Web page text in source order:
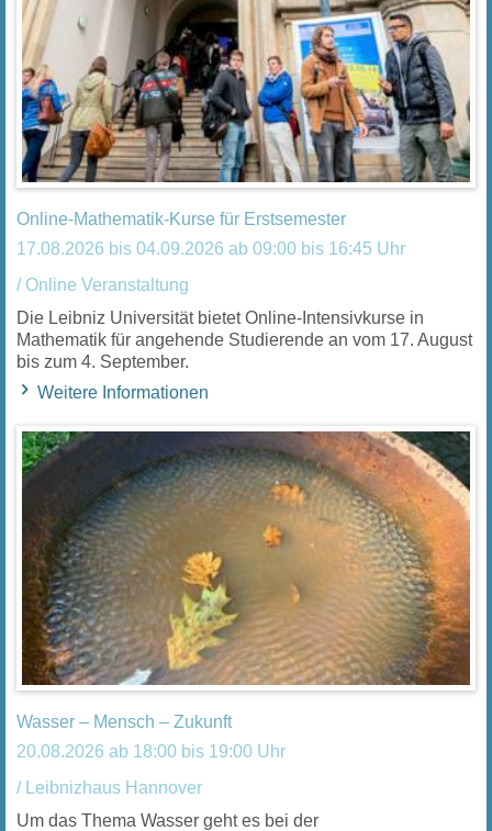
Online-Mathematik-Kurse für Erstsemester
17.08.2026 bis 04.09.2026 ab 09:00 bis 16:45 Uhr
/ Online Veranstaltung
Die Leibniz Universität bietet Online-Intensivkurse in
Mathematik für angehende Studierende an vom 17. August
bis zum 4. September.
Weitere Informationen
Wasser – Mensch – Zukunft
20.08.2026 ab 18:00 bis 19:00 Uhr
/ Leibnizhaus Hannover
Um das Thema Wasser geht es bei der